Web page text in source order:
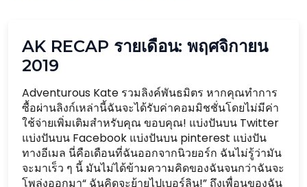
AK RECAP รายเดือน: พฤศจิกายน
2019
Adventurous Kate รวมลิงค์พันธมิตร หากคุณทำการ
ซื้อผ่านลิงก์เหล่านี้ฉันจะได้รับค่าคอมมิชชั่นโดยไม่มีค่า
ใช้จ่ายเพิ่มเติมสำหรับคุณ ขอบคุณ! แบ่งปันบน Twitter
แบ่งปันบน Facebook แบ่งปันบน pinterest แบ่งปัน
ทางอีเมล นี่คือเดือนที่ฉันออกจากนิวยอร์ก ฉันไม่รู้ว่ามัน
จะมาเร็ว ๆ นี้ มันไม่ได้ข้ามความคิดของฉันจนกว่าฉันจะ
โพล่งออกมา“ ฉันคิดจะย้ายไปเบอร์ลิน!” ถึงเพื่อนของฉัน